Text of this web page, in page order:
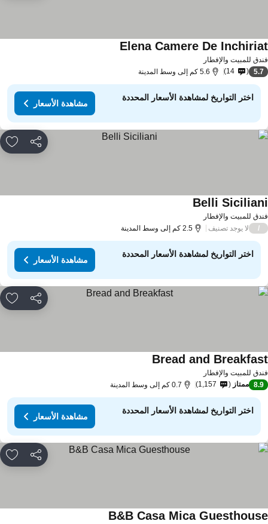
للمبيت والإفطار
Elena Camere De
5.7
14 5.6 كم إلى وسط المدينة
اختر التواريخ لمشاهدة الأسعار المحددة
مشاهدة الأسعار
مشاركة
للمبيت والإفطار
Belli
لا يوجد تصنيف 2.5 كم إلى وسط المدينة
اختر التواريخ لمشاهدة الأسعار المحددة
مشاهدة الأسعار
مشاركة
للمبيت والإفطار
Bread and
8.9 ممتاز 1,157 0.7 كم إلى وسط المدينة
اختر التواريخ لمشاهدة الأسعار المحددة
مشاهدة الأسعار
مشاركة
B&B Casa Mica